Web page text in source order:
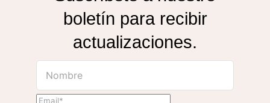
boletín para recibir
actualizaciones.